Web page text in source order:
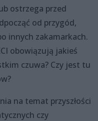
ostrzega przed
od przygód,
innych zakamarkach.
obowiązują jakieś
czuwa? Czy jest tu
na temat przyszłości
czy